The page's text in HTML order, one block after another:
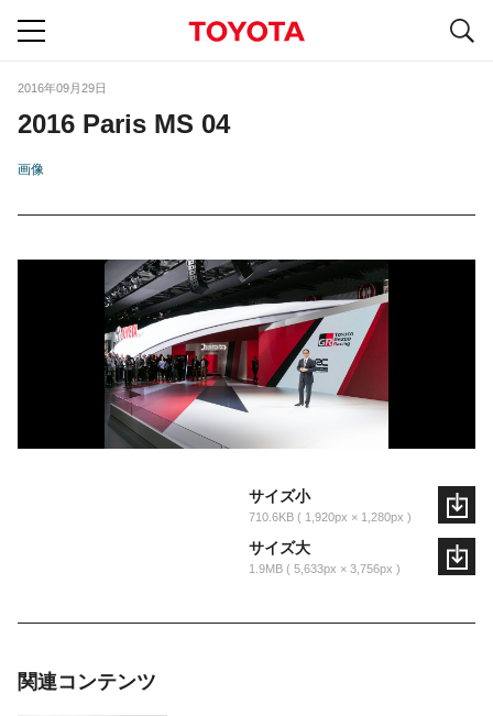
2016年09月29日
2016 Paris MS 04
画像
サイズ小
710.6KB 1,920px × 1,280px
サイズ大
1.9MB 5,633px × 3,756px
関連コンテンツ